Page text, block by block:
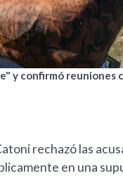
y confirmó reuniones
rechazó las
en una